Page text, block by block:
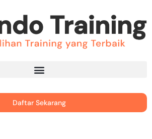
Daftar Sekarang